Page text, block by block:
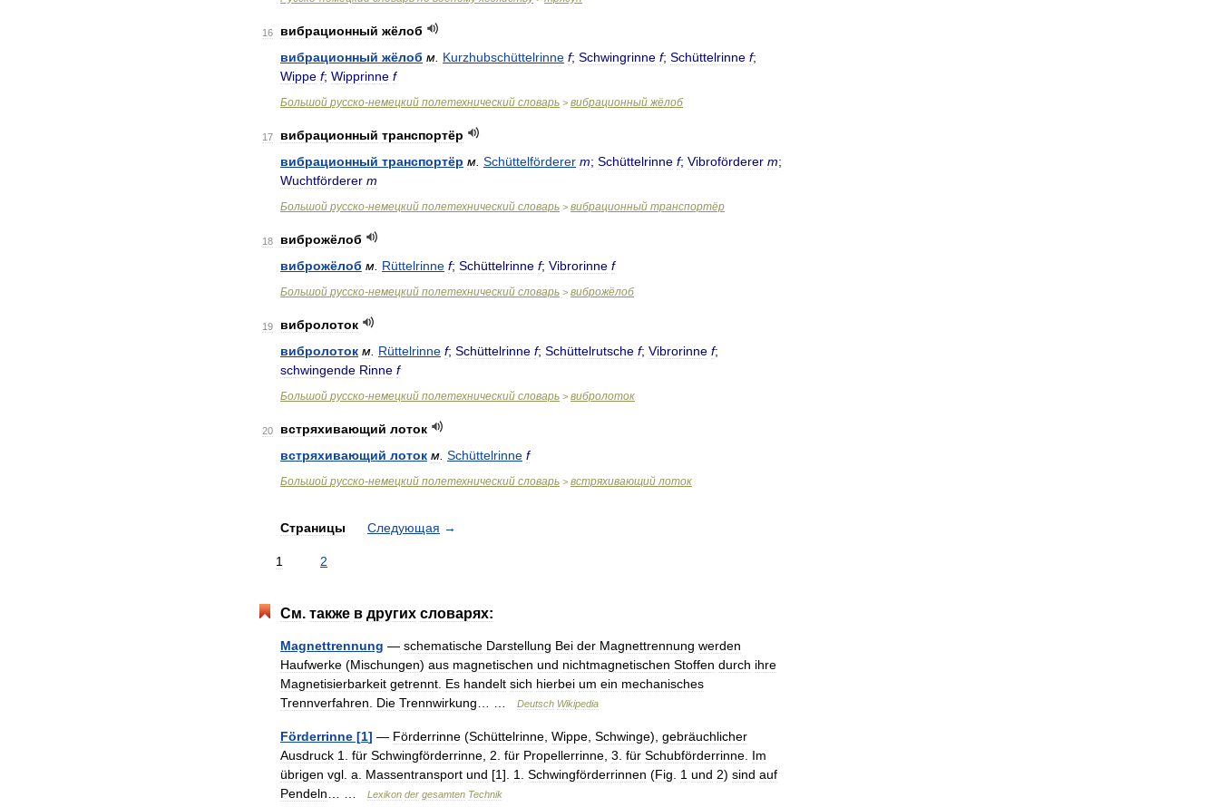
16 вибрационный жёлоб
вибрационный жёлоб м Kurzhubschüttelrinne f; Schwingrinne f; Schüttelrinne f;
Wippe f; Wipprinne f
Большой русско-немецкий полетехнический словарь > вибрационный жёлоб
17 вибрационный транспортёр
вибрационный транспортёр м Schüttelförderer m; Schüttelrinne f; Vibroförderer m;
Wuchtförderer m
Большой русско-немецкий полетехнический словарь > вибрационный транспортёр
18
виброжёлоб
виброжёлоб м Rüttelrinne f; Schüttelrinne f; Vibrorinne f
Большой русско-немецкий полетехнический словарь > виброжёлоб
19
вибролоток
вибролоток м Rüttelrinne f; Schüttelrinne f; Schüttelrutsche f; Vibrorinne f;
schwingende Rinne f
Большой русско-немецкий полетехнический словарь > вибролоток
20 встряхивающий лоток
встряхивающий лоток м Schüttelrinne f
Большой русско-немецкий полетехнический словарь > встряхивающий лоток
Страницы Следующая →
1 2
См. также в других словарях:
Magnettrennung — schematische Darstellung Bei der Magnettrennung werden
Haufwerke (Mischungen) aus magnetischen und nichtmagnetischen Stoffen durch ihre
Magnetisierbarkeit getrennt Es handelt sich hierbei um ein mechanisches
Trennverfahren
Die Trennwirkung Deutsch Wikipedia
Förderrinne [1] — Förderrinne (Schüttelrinne Wippe Schwinge), gebräuchlicher
Ausdruck 1 für Schwingförderrinne 2 für Propellerrinne 3 für Schubförderrinne Im
übrigen vgl a Massentransport und [1]. 1 Schwingförderrinnen (Fig 1 und 2) sind auf
Pendeln
Lexikon der gesamten Technik